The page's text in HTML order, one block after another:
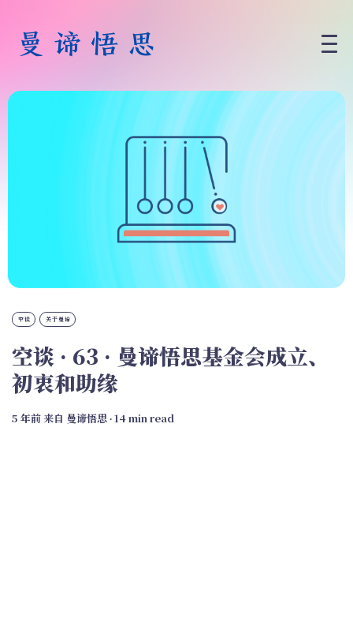
空谈 关于曼谛
空谈 · 63 · 曼谛悟思基金会成立、
初衷和助缘
5 年前来自 曼谛悟思∙ 14 min read